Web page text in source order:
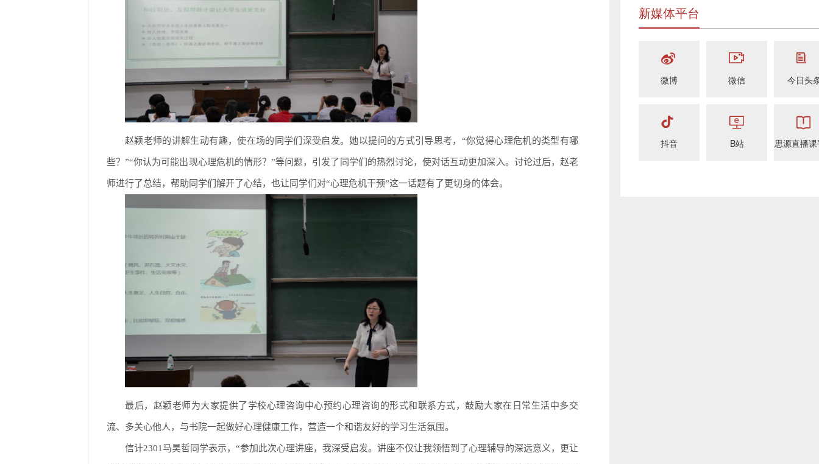
赵颖老师的讲解生动有趣，使在场的同学们深受启发。她以提问的方式引导思考，“你觉得心理危机的类型有哪
些？”“你认为可能出现心理危机的情形？”等问题，引发了同学们的热烈讨论，使对话互动更加深入。讨论过后，赵老
师进行了总结，帮助同学们解开了心结，也让同学们对“心理危机干预”这一话题有了更切身的体会。
最后，赵颖老师为大家提供了学校心理咨询中心预约心理咨询的形式和联系方式，鼓励大家在日常生活中多交
流、多关心他人，与书院一起做好心理健康工作，营造一个和谐友好的学习生活氛围。
信计2301马昊哲同学表示，“参加此次心理讲座，我深受启发。讲座不仅让我领悟到了心理辅导的深远意义，更让
新媒体平台
微博 微信 今日头
抖音 B站 思源直播